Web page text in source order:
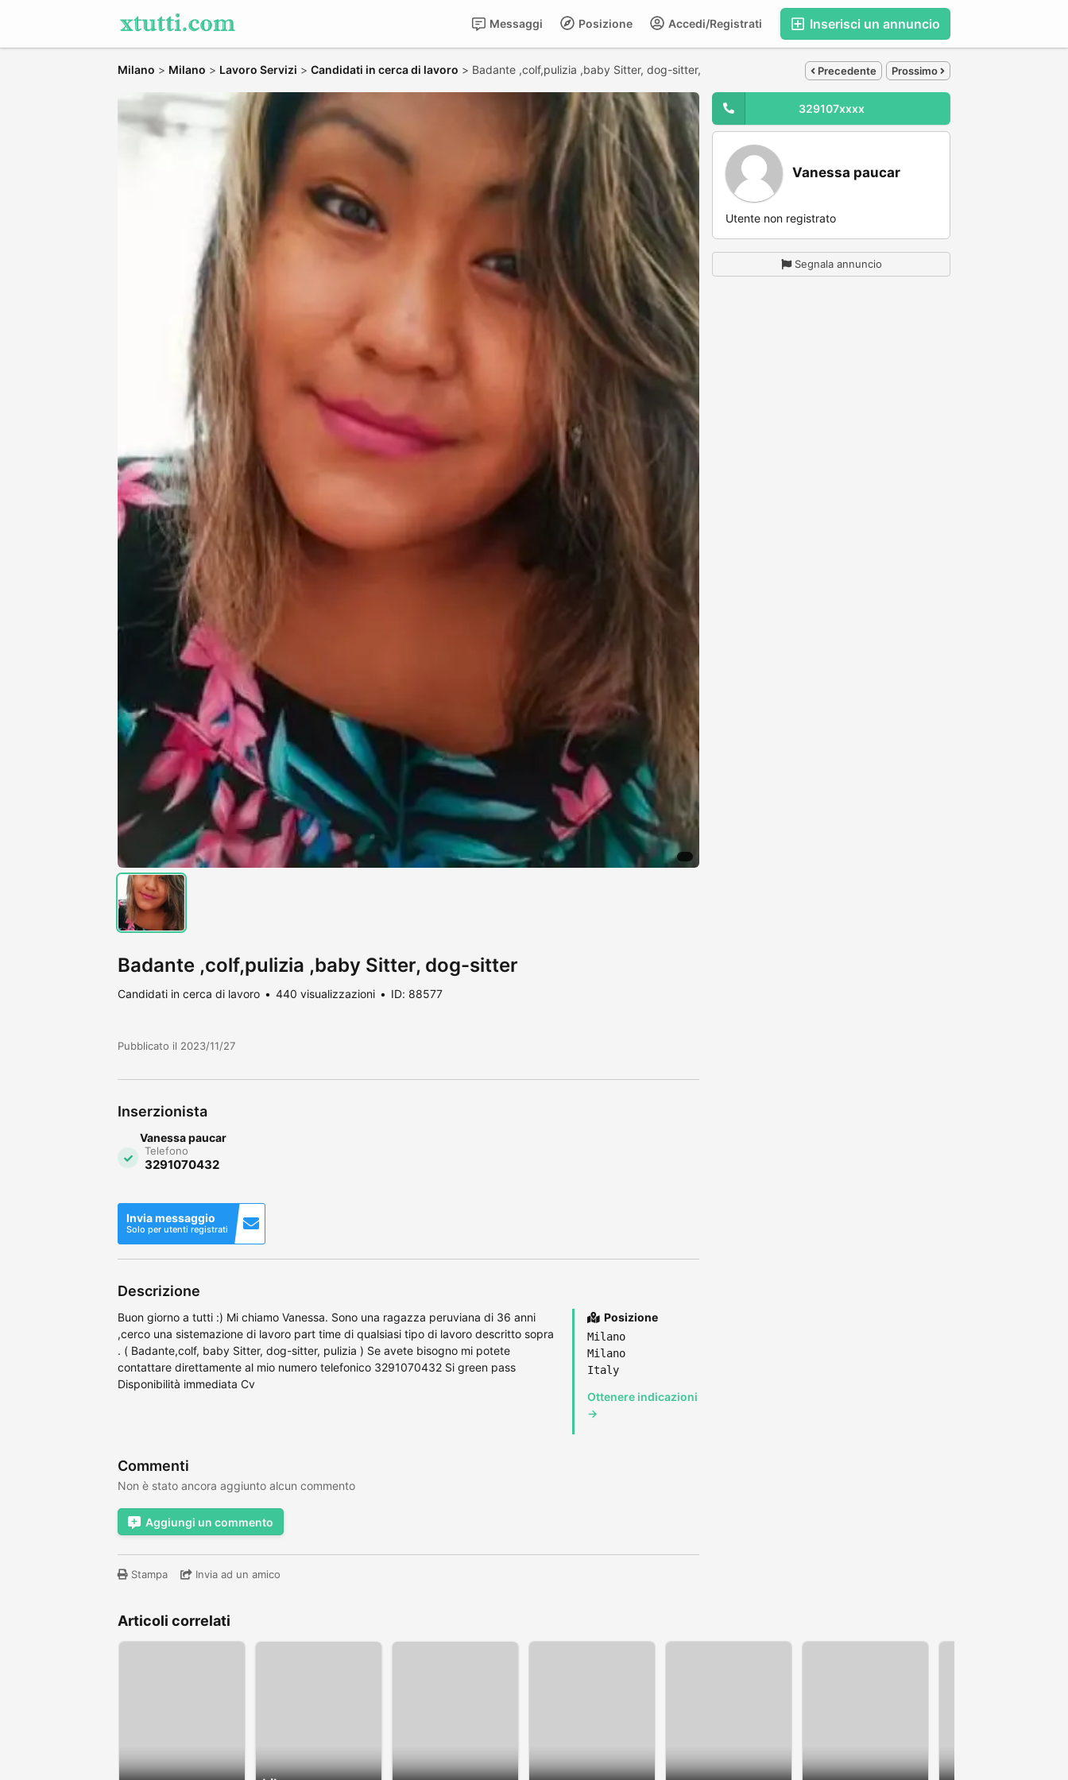
Inserisci un annuncio
Accedi/Registrati
Posizione
Messaggi
Milano > Milano > Lavoro Servizi > Candidati in cerca di lavoro > Badante ,colf,pulizia ,baby Sitter, dog-sitter, Precedente Prossimo
Badante ,colf,pulizia ,baby Sitter, dog-sitter
Candidati in cerca di lavoro 440 visualizzazioni ID: 88577
Pubblicato il 2023/11/27
Inserzionista
Vanessa paucar
Telefono
3291070432
Invia messaggio
Solo per utenti registrati
Descrizione
Buon giorno a tutti :) Mi chiamo Vanessa. Sono una ragazza peruviana di 36 anni
,cerco una sistemazione di lavoro part time di qualsiasi tipo di lavoro descritto sopra
. ( Badante,colf, baby Sitter, dog-sitter, pulizia ) Se avete bisogno mi potete
contattare direttamente al mio numero telefonico 3291070432 Si green pass
Disponibilità immediata Cv
Posizione
Milano
Milano
Italy
Ottenere indicazioni
→
Commenti
Non è stato ancora aggiunto alcun commento
Aggiungi un commento
Stampa Invia ad un amico
329107xxxx
Vanessa paucar
Utente non registrato
Segnala annuncio
Articoli correlati